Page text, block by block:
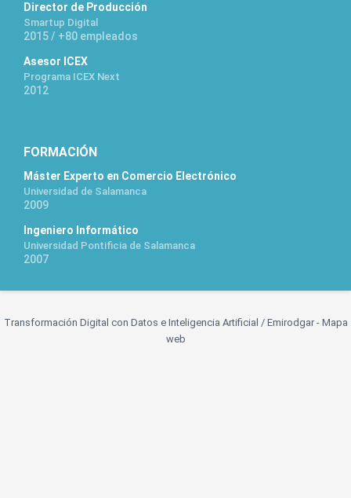
Director de Producción
Smartup Digital
2015 / +80 empleados
Asesor ICEX
Programa ICEX Next
2012
FORMACIÓN
Máster Experto en Comercio Electrónico
Universidad de Salamanca
2009
Ingeniero Informático
Universidad Pontificia de Salamanca
2007
Transformación Digital con Datos e Inteligencia Artificial / Emirodgar- Mapa
web